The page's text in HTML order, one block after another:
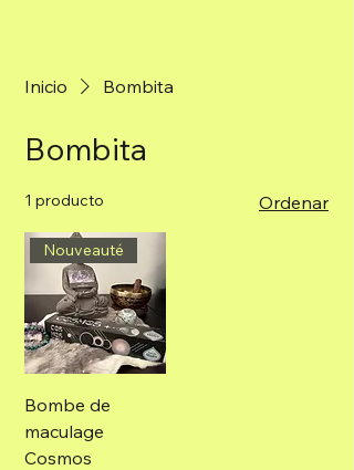
Inicio Bombita
Bombita
1 producto Ordenar
Nouveauté
Bombe de
maculage
Cosmos